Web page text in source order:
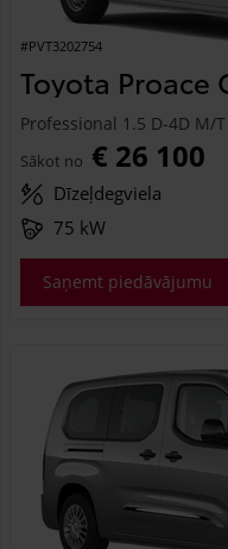
#PVT3202754
Toyota Proace
Professional 1.5 D-4D M/
Sākot no € 26 100
Dīzeļdegviela
75 kW
Saņemt piedāvājumu